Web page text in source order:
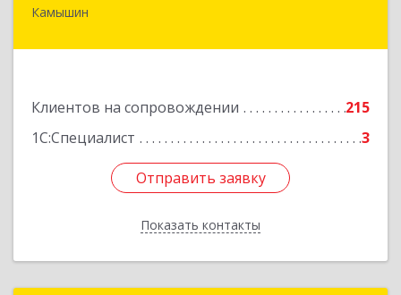
Камышин
Клиентов на сопровождении
215
1С:Специалист
3
Отправить заявку
Показать контакты
Отправить заявку
Назад